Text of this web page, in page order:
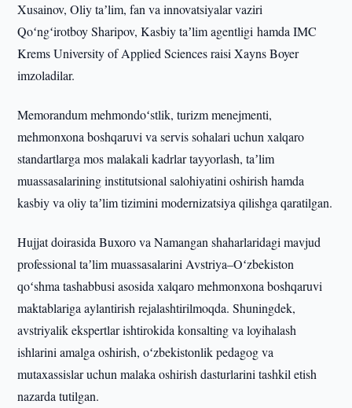
Xusainov, Oliy taʼlim, fan va innovatsiyalar vaziri
Qoʻngʻirotboy Sharipov, Kasbiy taʼlim agentligi hamda IMC
Krems University of Applied Sciences raisi Xayns Boyer
imzoladilar.
Memorandum mehmondoʻstlik, turizm menejmenti,
mehmonxona boshqaruvi va servis sohalari uchun xalqaro
standartlarga mos malakali kadrlar tayyorlash, taʼlim
muassasalarining institutsional salohiyatini oshirish hamda
kasbiy va oliy taʼlim tizimini modernizatsiya qilishga qaratilgan.
Hujjat doirasida Buxoro va Namangan shaharlaridagi mavjud
professional taʼlim muassasalarini Avstriya–Oʻzbekiston
qoʻshma tashabbusi asosida xalqaro mehmonxona boshqaruvi
maktablariga aylantirish rejalashtirilmoqda. Shuningdek,
avstriyalik ekspertlar ishtirokida konsalting va loyihalash
ishlarini amalga oshirish, oʻzbekistonlik pedagog va
mutaxassislar uchun malaka oshirish dasturlarini tashkil etish
nazarda tutilgan.